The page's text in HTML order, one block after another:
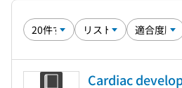
Cardiac